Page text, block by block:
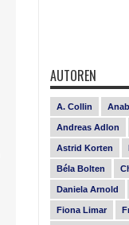
AUTOREN
A. Collin
Andreas Adlon
Astrid Korten
Béla Bolten
Daniela Arnold
Fiona Limar